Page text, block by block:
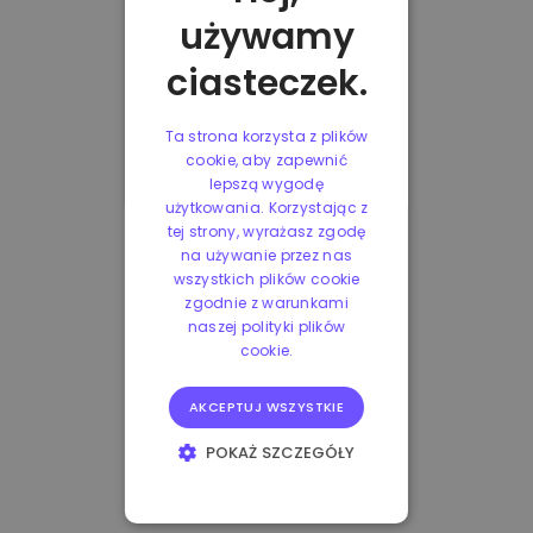
używamy
ciasteczek.
Ta strona korzysta z plików
cookie, aby zapewnić
lepszą wygodę
użytkowania. Korzystając z
tej strony, wyrażasz zgodę
na używanie przez nas
wszystkich plików cookie
zgodnie z warunkami
naszej polityki plików
cookie.
AKCEPTUJ WSZYSTKIE
POKAŻ SZCZEGÓŁY